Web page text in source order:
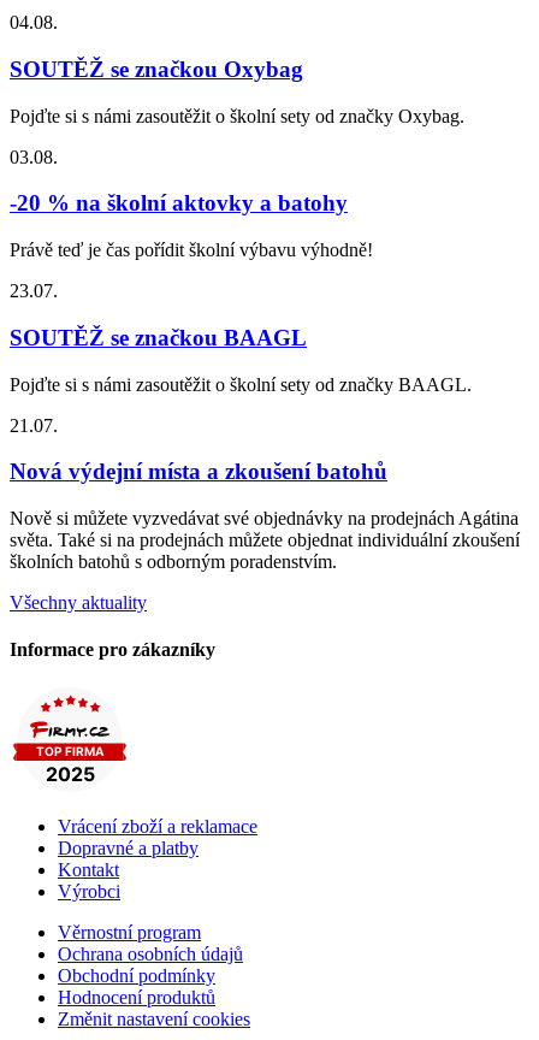
04.08.
SOUTĚŽ se značkou Oxybag
Pojďte si s námi zasoutěžit o školní sety od značky Oxybag.
03.08.
-20 % na školní aktovky a batohy
Právě teď je čas pořídit školní výbavu výhodně!
23.07.
SOUTĚŽ se značkou BAAGL
Pojďte si s námi zasoutěžit o školní sety od značky BAAGL.
21.07.
Nová výdejní místa a zkoušení batohů
Nově si můžete vyzvedávat své objednávky na prodejnách Agátina
světa. Také si na prodejnách můžete objednat individuální zkoušení
školních batohů s odborným poradenstvím.
Všechny aktuality
Informace pro zákazníky
Vrácení zboží a reklamace
Dopravné a platby
Kontakt
Výrobci
Věrnostní program
Ochrana osobních údajů
Obchodní podmínky
Hodnocení produktů
Změnit nastavení cookies